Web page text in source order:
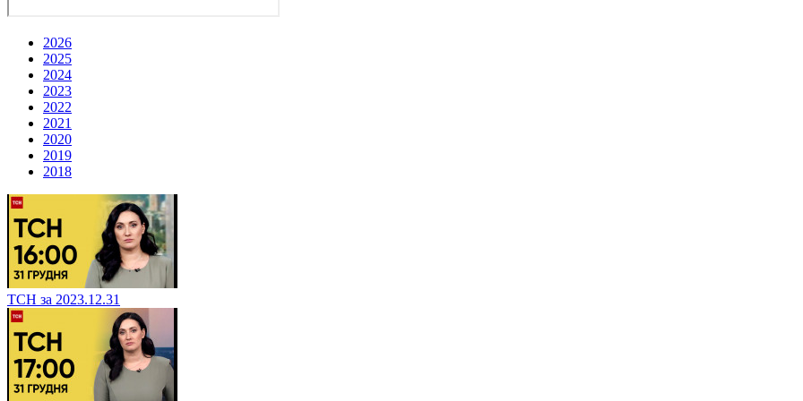
2026
2025
2024
2023
2022
2021
2020
2019
2018
ТСН за 2023.12.31